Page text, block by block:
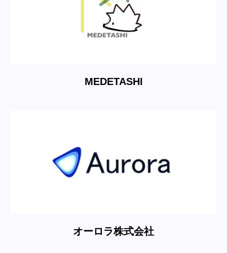
MEDETASHI
オーロラ株式会社